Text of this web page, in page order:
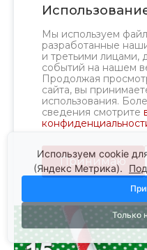
Мы используем
разработанные
и третьими лицами,
событий на нашем
Продолжая
сайта, вы
использования.
сведения смотрите
Принимаю
Используем cookie
(Яндекс Метрика).
Только